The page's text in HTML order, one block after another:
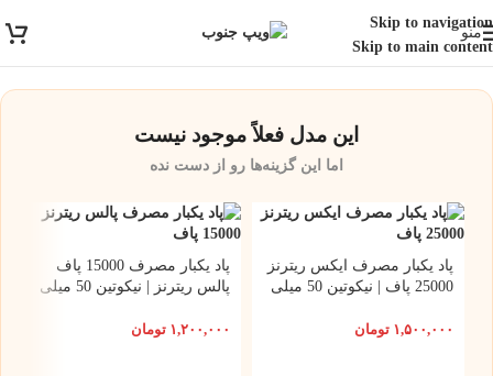
Skip to navigation
Skip to main content
پست و تیپاکس
منو
این مدل فعلاً موجود نیست
اما این گزینه‌ها رو از دست نده
پاد یکبار مصرف ایکس ریترنز
25000 پاف | نیکوتین 50 میلی
۱,۵۰۰,۰۰۰ تومان
پاد یکبار مصرف 15000 پاف
پالس ریترنز | نیکوتین 50 میلی
۱,۲۰۰,۰۰۰ تومان